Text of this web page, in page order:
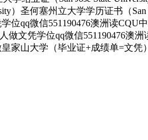
）圣何塞州立大学学历证书（
位qq微信551190476澳洲读
做文凭学位qq微信551190476澳
家山大学（毕业证+成绩单=文凭